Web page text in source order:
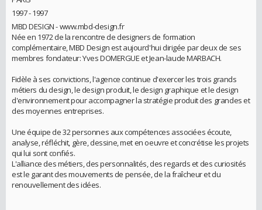
1997 - 1997
MBD DESIGN - www.mbd-design.fr
Née en 1972 de la rencontre de designers de formation
complémentaire, MBD Design est aujourd'hui dirigée par deux de ses
membres fondateur: Yves DOMERGUE et Jean-laude MARBACH.
Fidèle à ses convictions, l'agence continue d'exercer les trois grands
métiers du design, le design produit, le design graphique et le design
d'environnement pour accompagner la stratégie produit des grandes et
des moyennes entreprises.
Une équipe de 32 personnes aux compétences associées écoute,
analyse, réfléchit, gère, dessine, met en oeuvre et concrétise les projets
qui lui sont confiés.
L'alliance des métiers, des personnalités, des regards et des curiosités
est le garant des mouvements de pensée, de la fraîcheur et du
renouvellement des idées.